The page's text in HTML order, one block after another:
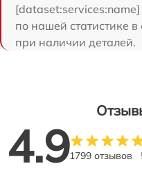
[dataset:services:name]
по нашей статистике
при наличии деталей.
4.91799 отзывов